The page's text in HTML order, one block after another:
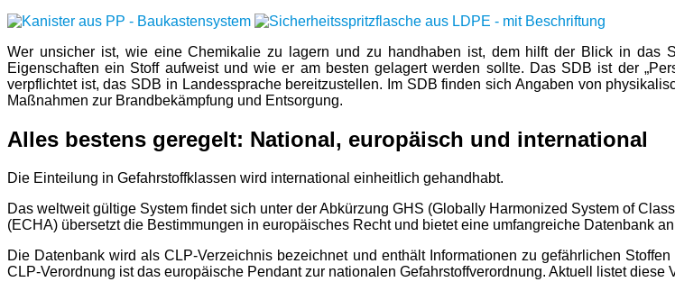
Wer unsicher ist, wie eine Chemikalie zu lagern und zu handhaben ist, dem hilft der Blick in das
Eigenschaften ein Stoff aufweist und wie er am besten gelagert werden sollte. Das SDB ist der
verpflichtet ist, das SDB in Landessprache bereitzustellen. Im SDB finden sich Angaben von
Maßnahmen zur Brandbekämpfung und Entsorgung.
Alles bestens geregelt: National, europäisch und international
Die Einteilung in Gefahrstoffklassen wird international einheitlich gehandhabt.
Das weltweit gültige System findet sich unter der Abkürzung GHS (Globally Harmonized System of
(ECHA) übersetzt die Bestimmungen in europäisches Recht und bietet eine umfangreiche Datenbank
Die Datenbank wird als CLP-Verzeichnis bezeichnet und enthält Informationen zu gefährlichen
CLP-Verordnung ist das europäische Pendant zur nationalen Gefahrstoffverordnung. Aktuell listet diese